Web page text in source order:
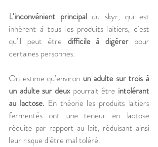
L'inconvénient principal du skyr, qui est
inhérent à tous les produits laitiers, c'est
qu'il peut être difficile à digérer pour
certaines personnes.
On estime qu'environ un adulte sur trois à
un adulte sur deux pourrait être intolérant
au lactose. En théorie les produits laitiers
fermentés ont une teneur en lactose
réduite par rapport au lait, réduisant ainsi
leur risque d'être mal toléré.